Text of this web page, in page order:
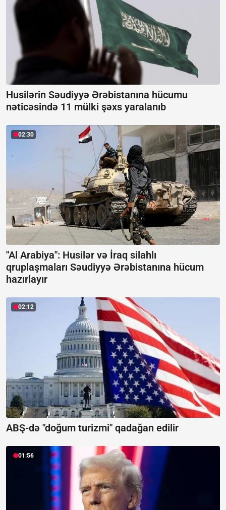
Husilərin Səudiyyə Ərəbistanına hücumu
nəticəsində 11 mülki şəxs yaralanıb
02:30
"Al Arabiya": Husilər və İraq silahlı
qruplaşmaları Səudiyyə Ərəbistanına hücum
hazırlayır
02:12
ABŞ-də "doğum turizmi" qadağan edilir
01:56